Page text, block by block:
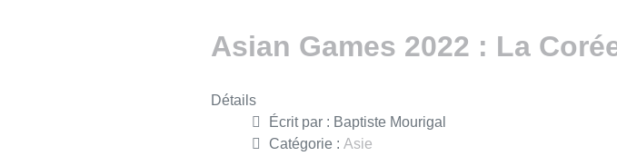
Asian Games 2022 : La
Détails
Écrit par : Baptiste Mourigal
Catégorie : Asie